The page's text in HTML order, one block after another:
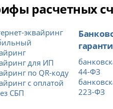
расчетных
эквайринг
для ИП
по QR-коду
с оплатой
СБП
44-ФЗ
223-ФЗ